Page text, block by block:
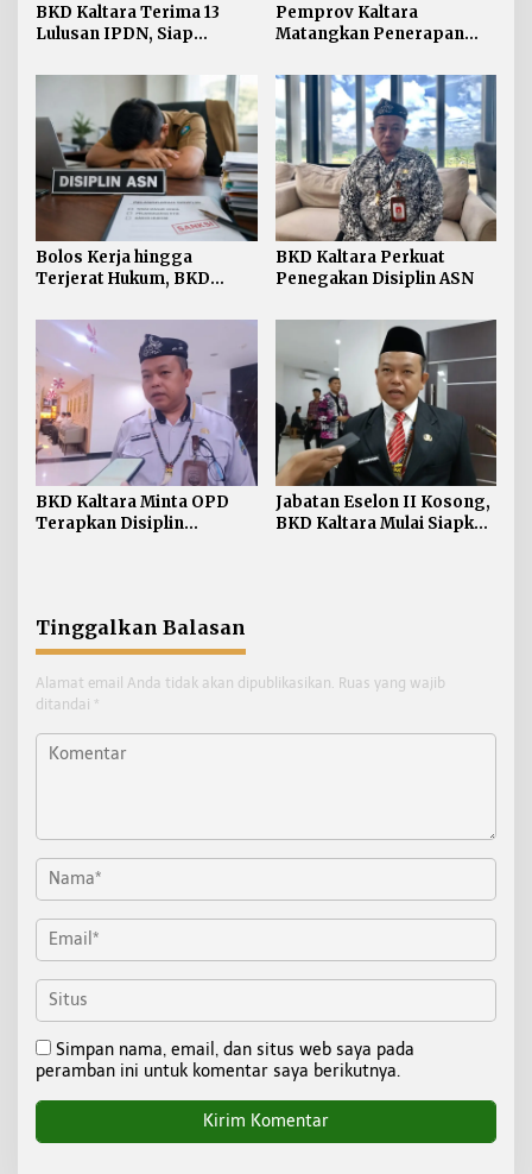
BKD Kaltara Terima 13
Lulusan IPDN, Siap
Lingkungan Pemprov
Pemprov Kaltara
Matangkan Penerapan
ASN
Bolos Kerja hingga
Terjerat Hukum, BKD
Pelanggaran ASN
BKD Kaltara Perkuat
Penegakan Disiplin ASN
BKD Kaltara Minta OPD
Terapkan Disiplin
Jabatan Eselon II Kosong,
BKD Kaltara Mulai Siapkan
Tinggalkan Balasan
Alamat email Anda tidak akan dipublikasikan. Ruas yang wajib
ditandai *
Simpan nama, email, dan situs web saya pada
peramban ini untuk komentar saya berikutnya.